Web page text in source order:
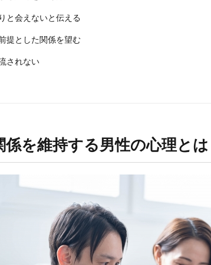
と会えないと伝える
提とした関係を望む
されない
係を維持する男性の心理とは